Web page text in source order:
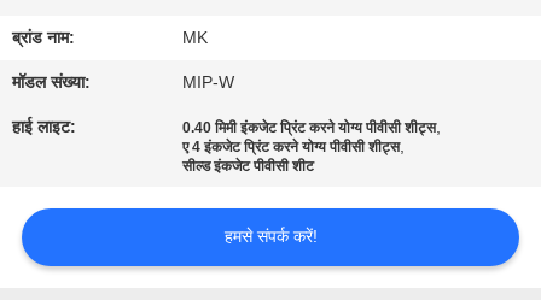
गुणवत्ता
नियंत्रण
हमसे
संपर्क
ब्रांड नाम: MK
मॉडल संख्या: MIP-W
हाई लाइट: 0.40 मिमी इंकजेट प्रिंट करने योग्य पीवीसी शीट्स,
ए 4 इंकजेट प्रिंट करने योग्य पीवीसी शीट्स,
सील्ड इंकजेट पीवीसी शीट
हमसे संपर्क करें!